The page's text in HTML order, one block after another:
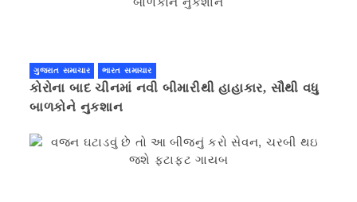
ગુજરાત સમાચાર ભારત સમાચાર
કોરોના બાદ ચીનમાં નવી બીમારીથી હાહાકાર, સૌથી વધુ
બાળકોને નુકશાન